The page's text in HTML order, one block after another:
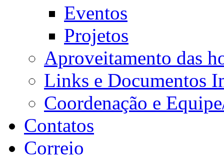
Eventos
Projetos
Aproveitamento das
Links e Documentos
Coordenação e
Contatos
Correio